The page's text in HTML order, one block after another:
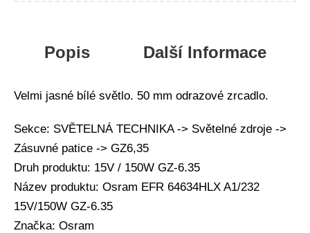
Popis Další Informace
Velmi jasné bílé světlo. 50 mm odrazové zrcadlo.
Sekce: SVĚTELNÁ TECHNIKA -> Světelné zdroje ->
Zásuvné patice -> GZ6,35
Druh produktu: 15V / 150W GZ-6.35
Název produktu: Osram EFR 64634HLX A1/232
15V/150W GZ-6.35
Značka: Osram